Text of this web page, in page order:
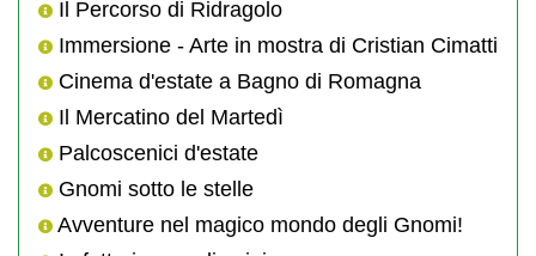
Il Percorso di Ridragolo
Immersione - Arte in mostra di Cristian Cimatti
Cinema d'estate a Bagno di Romagna
Il Mercatino del Martedì
Palcoscenici d'estate
Gnomi sotto le stelle
Avventure nel magico mondo degli Gnomi!